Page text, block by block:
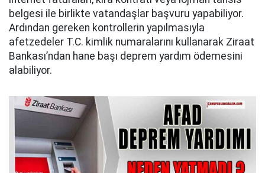
belgesi ile birlikte vatandaşlar başvuru yapabiliyor.
Ardından gereken kontrollerin yapılmasıyla
afetzedeler T.C. kimlik numaralarını kullanarak Ziraat
Bankası’ndan hane başı deprem yardım ödemesini
alabiliyor.